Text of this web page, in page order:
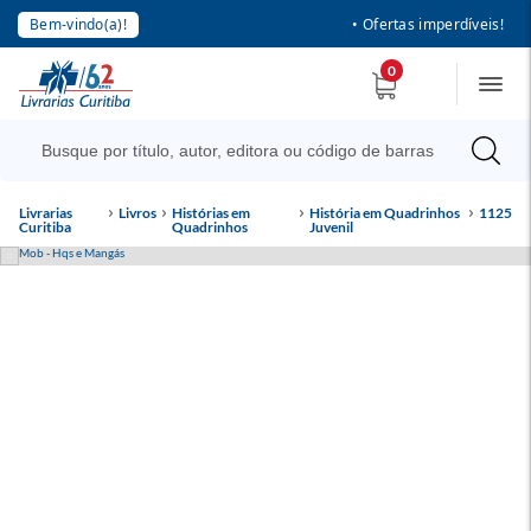
Bem-vindo(a)! • Ofertas imperdíveis!
0
Livrarias
Curitiba
Livros
Histórias em
Quadrinhos
História em Quadrinhos
Juvenil
1125